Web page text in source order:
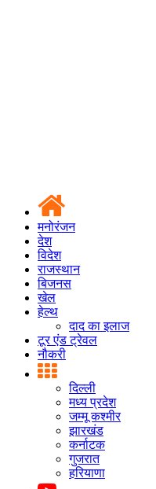
मनोरंजन
देश
विदेश
राजस्थान
बिजनस
खेल
हेल्थ
दाद का इलाज
टूर एंड ट्रेवल
नौकरी
दिल्ली
मध्य प्रदेश
जम्मू कश्मीर
झारखंड
कर्नाटक
गुजरात
हरियाणा